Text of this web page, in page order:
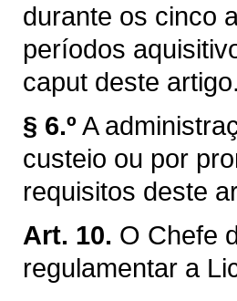
durante os cinco
períodos
caput deste artigo.
§ 6.º A
custeio ou por
requisitos deste
Art. 10. O Chefe
regulamentar a